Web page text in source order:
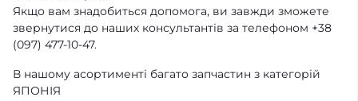
Якщо вам знадобиться допомога, ви завжди зможете
звернутися до наших консультантів за телефоном +38
(097) 477-10-47.
В нашому асортименті багато запчастин з категорій
ЯПОНІЯ